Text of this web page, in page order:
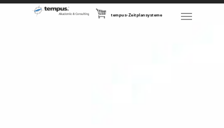
tempus-Zeitplansysteme